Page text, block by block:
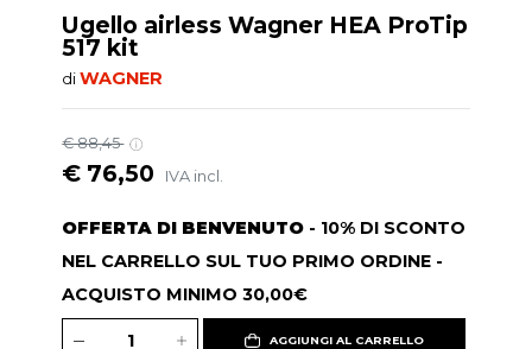
Ugello airless Wagner HEA ProTip
517 kit
diWAGNER
€ 88,45
€ 76,50 IVA incl.
OFFERTA DI BENVENUTO - 10% DI SCONTO
NEL CARRELLO SUL TUO PRIMO ORDINE -
ACQUISTO MINIMO 30,00€
AGGIUNGI AL CARRELLO